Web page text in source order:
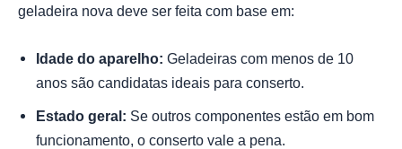
geladeira nova deve ser feita com base em:
Idade do aparelho: Geladeiras com menos de 10
anos são candidatas ideais para conserto.
Estado geral: Se outros componentes estão em bom
funcionamento, o conserto vale a pena.